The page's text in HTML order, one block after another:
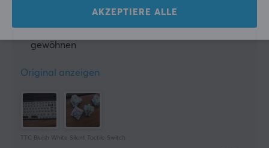
Sehr angenehm zu benutzen
gewöhnen
Original anzeigen
TTC Bluish White Silent Tactile Switch
AKZEPTIERE ALLE